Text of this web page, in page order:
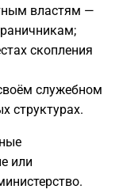
властям —
скопления
служебном
структурах.
или